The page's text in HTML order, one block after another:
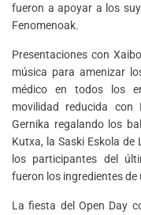
fueron a apoyar a los
Fenomenoak.
Presentaciones con
música para amenizar
médico en todos los
movilidad reducida con
Gernika regalando los
Kutxa, la Saski Eskola
los participantes del
fueron los ingredientes
La fiesta del Open Day